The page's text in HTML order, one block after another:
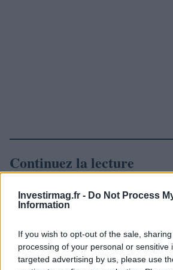
Investirmag.fr - Do Not Process
Information
If you wish to opt-out of the sale,
processing of your personal or sensitive
targeted advertising by us, please use
Continuez la lecture
NEWS